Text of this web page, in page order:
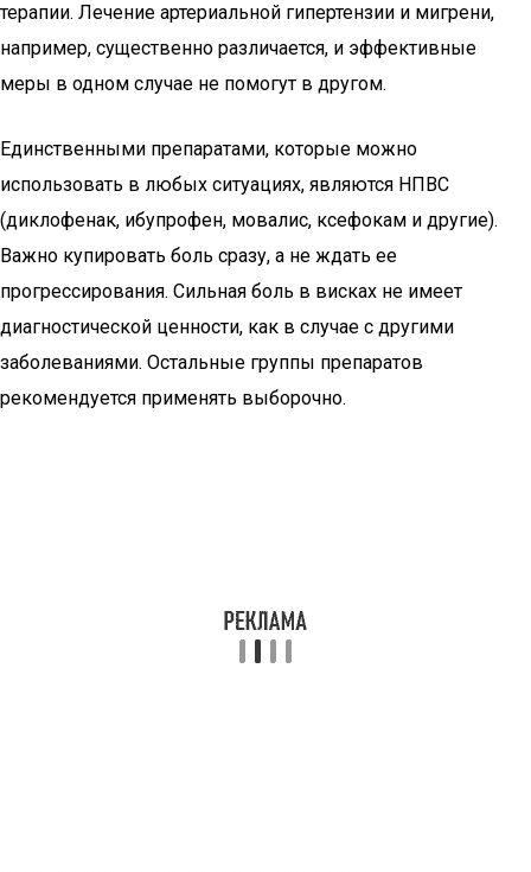
терапии. Лечение артериальной гипертензии и мигрени,
например, существенно различается, и эффективные
меры в одном случае не помогут в другом.
Единственными препаратами, которые можно
использовать в любых ситуациях, являются НПВС
(диклофенак, ибупрофен, мовалис, ксефокам и другие).
Важно купировать боль сразу, а не ждать ее
прогрессирования. Сильная боль в висках не имеет
диагностической ценности, как в случае с другими
заболеваниями. Остальные группы препаратов
рекомендуется применять выборочно.